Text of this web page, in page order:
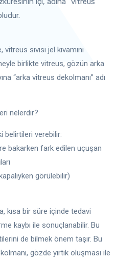
sıvısı jel kıvamını
birlikte vitreus, gözün arka
“arka vitreus dekolmanı” adı
nelerdir?
belirtileri verebilir:
bakarken fark edilen uçuşan
görülebilir)
kısa bir süre içinde tedavi
kaybı ile sonuçlanabilir. Bu
de bilmek önem taşır. Bu
gözde yırtık oluşması ile